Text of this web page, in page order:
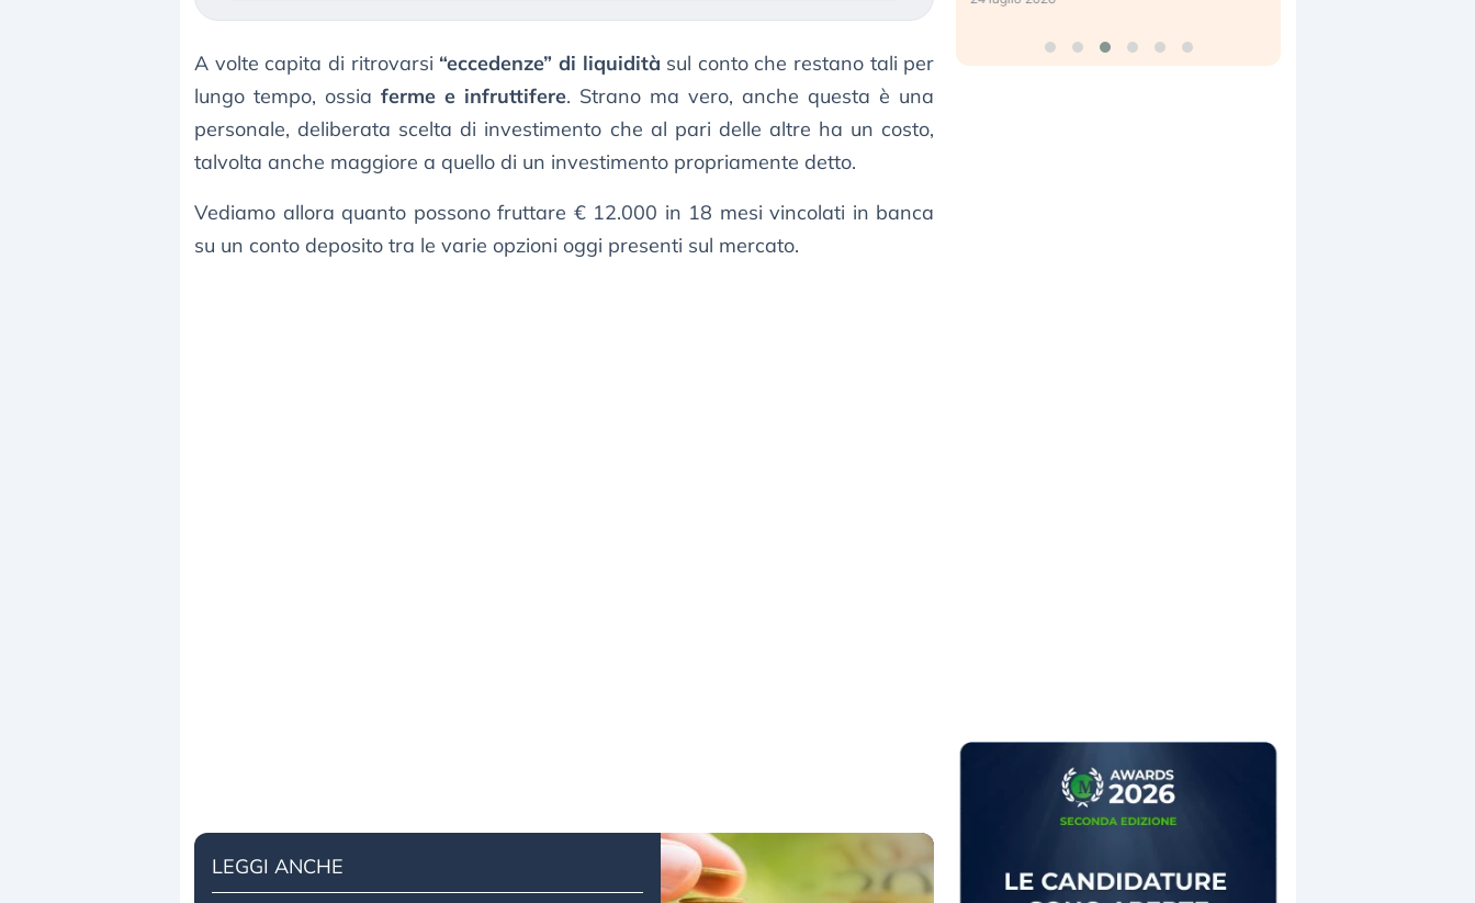
A volte capita di ritrovarsi “eccedenze” di liquidità sul conto che restano tali per
lungo tempo, ossiaferme e infruttifere. Strano ma vero, anche questa è una
personale, deliberata scelta di investimento che al pari delle altre ha un costo,
talvolta anche maggiore a quello di un investimento propriamente detto.
Vediamo allora quanto possono fruttare € 12.000 in 18 mesi vincolati in banca
su un conto deposito tra le varie opzioni oggi presenti sul mercato.
LEGGI ANCHE